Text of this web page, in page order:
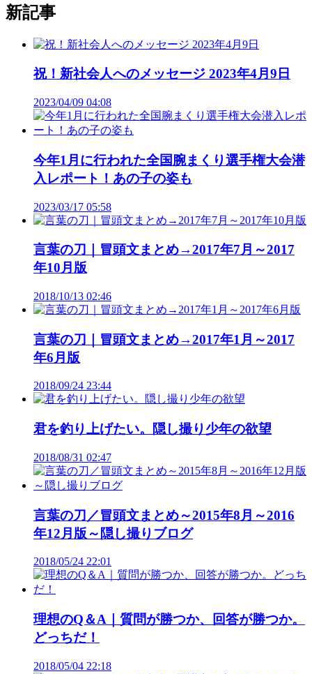
新記事
祝！新社会人へのメッセージ 2023年4月9日
2023/04/09 04:08
今年1月に行われた全国腕まくり選手権大会潜
入レポート！あの子の姿も
2023/03/17 05:58
言葉の刀｜冒頭文まとめ→2017年7月～2017
年10月版
2018/10/13 02:46
言葉の刀｜冒頭文まとめ→2017年1月～2017
年6月版
2018/09/24 23:44
君を釣り上げたい。隠し撮り少年の欲望
2018/08/31 02:47
言葉の刀／冒頭文まとめ～2015年8月～2016
年12月版～隠し撮りブログ
2018/05/24 22:01
理想のQ＆A｜質問が勝つか、回答が勝つか。
どっちだ！
2018/05/04 22:18